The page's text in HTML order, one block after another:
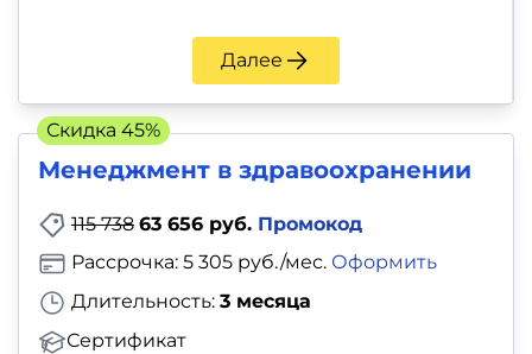
Далее
Менеджмент в здравоохра­не­нии
115 738 63 656 руб. Промокод
Длительность: 3 месяца
Сертификат
Рассрочка: 5 305 руб./мес. Оформить
Скидка 45%
Иностранный
Для
детей
Красота,
здоровье,
фитнес